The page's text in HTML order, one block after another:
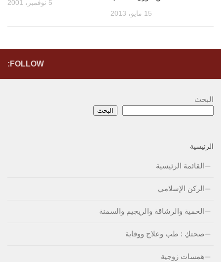
5 نوفمبر، 2001
15 مايو، 2013
FOLLOW:
البحث
البحث
الرئيسية
القائمة الرئيسية
الركن الإسلامي
الحمية والرشاقة والريجيم والسمنة
صحتكِ : طب وعلاج ووقاية
همسات زوجية